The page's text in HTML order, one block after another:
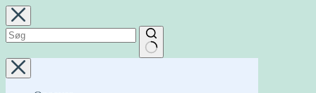
Fortsæt
til
indhold
Ingen
resultater